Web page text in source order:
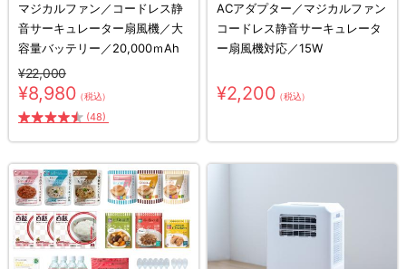
マジカルファン／コードレス静
音サーキュレーター扇風機／大
容量バッテリー／20,000ｍAh
¥22,000
¥8,980（税込）
(48)
ACアダプター／マジカルファン
コードレス静音サーキュレータ
ー扇風機対応／15W
¥2,200（税込）